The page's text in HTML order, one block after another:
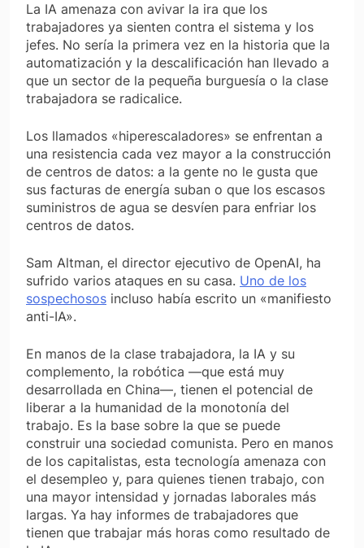
La IA amenaza con avivar la ira que los
trabajadores ya sienten contra el sistema y los
jefes. No sería la primera vez en la historia que la
automatización y la descalificación han llevado a
que un sector de la pequeña burguesía o la clase
trabajadora se radicalice.
Los llamados «hiperescaladores» se enfrentan a
una resistencia cada vez mayor a la construcción
de centros de datos: a la gente no le gusta que
sus facturas de energía suban o que los escasos
suministros de agua se desvíen para enfriar los
centros de datos.
Sam Altman, el director ejecutivo de OpenAI, ha
sufrido varios ataques en su casa. Uno de los
sospechosos incluso había escrito un «manifiesto
anti-IA».
En manos de la clase trabajadora, la IA y su
complemento, la robótica —que está muy
desarrollada en China—, tienen el potencial de
liberar a la humanidad de la monotonía del
trabajo. Es la base sobre la que se puede
construir una sociedad comunista. Pero en manos
de los capitalistas, esta tecnología amenaza con
el desempleo y, para quienes tienen trabajo, con
una mayor intensidad y jornadas laborales más
largas. Ya hay informes de trabajadores que
tienen que trabajar más horas como resultado de